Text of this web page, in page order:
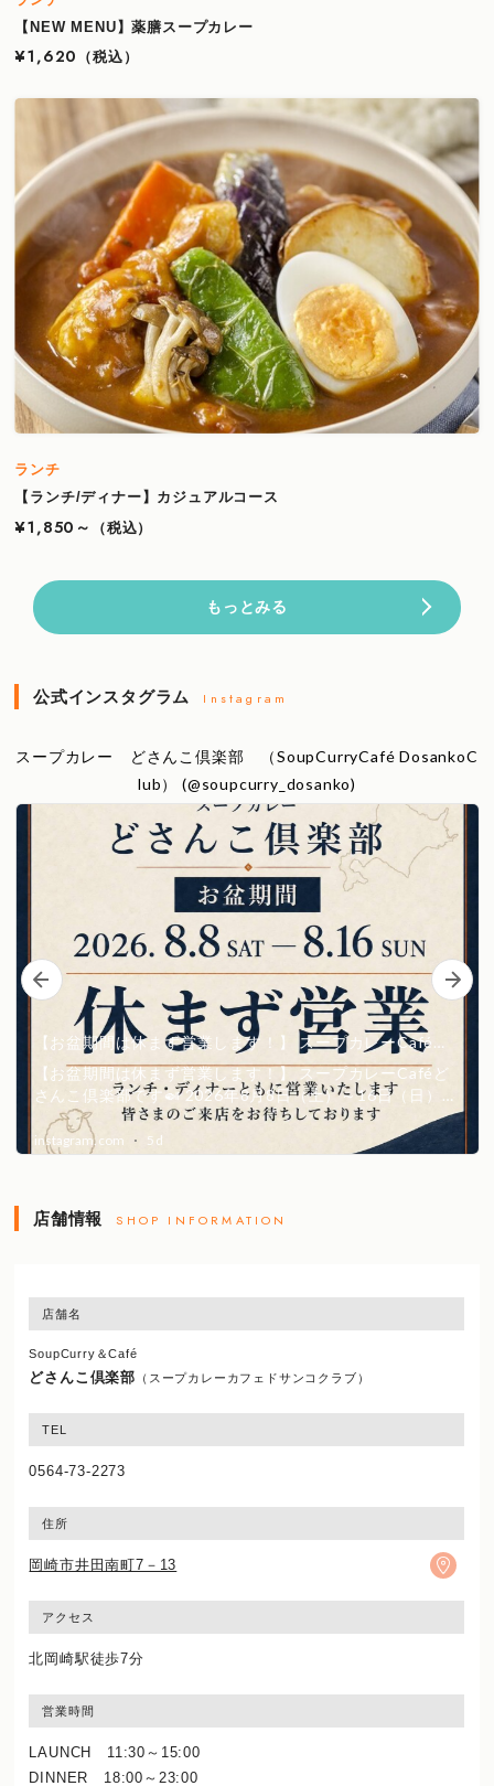
【NEW MENU】薬膳スープカレー
¥1,620
（税込）
ランチ
【ランチ/ディナー】カジュアルコース
¥1,850～
（税込）
もっとみる
公式インスタグラム Instagram
店舗情報 SHOP INFORMATION
店舗名
SoupCurry＆Café
どさんこ倶楽部 （スープカレーカフェドサンコクラブ）
TEL
0564-73-2273
住所
岡崎市井田南町7－13
アクセス
北岡崎駅徒歩7分
営業時間
LAUNCH 11:30～15:00
DINNER 18:00～23:00